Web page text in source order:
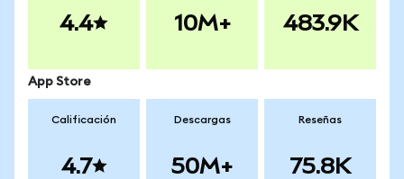
4.4 10M+ 483.9K
App Store
Calificación
4.7
Descargas
50M+
Reseñas
75.8K